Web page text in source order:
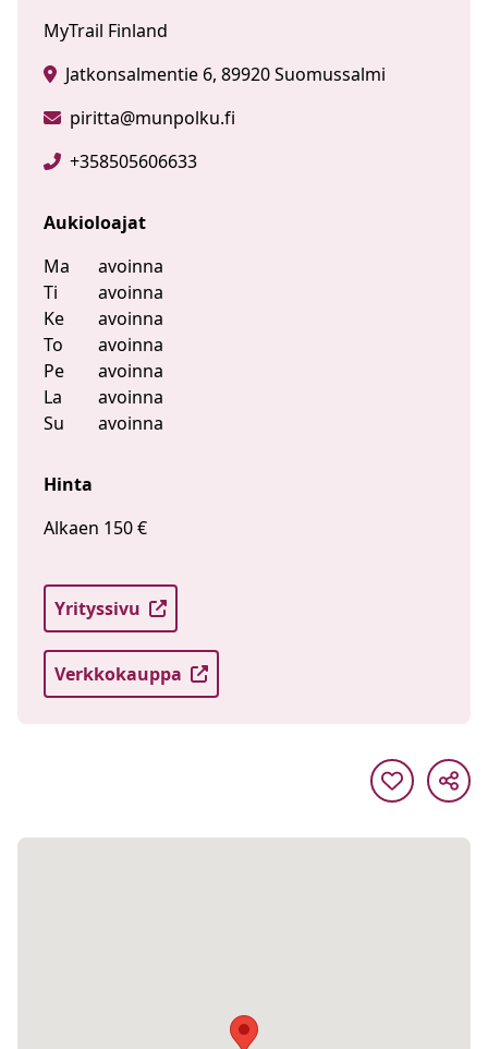
MyTrail Finland
Jatkonsalmentie 6, 89920 Suomussalmi
piritta@munpolku.fi
+358505606633
Aukioloajat
Ma
avoinna
Ti
avoinna
Ke
avoinna
To
avoinna
Pe
avoinna
La
avoinna
Su
avoinna
Hinta
Alkaen 150 €
Yrityssivu
Verkkokauppa